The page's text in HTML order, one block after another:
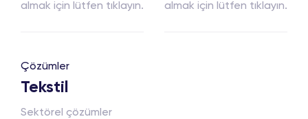
almak için lütfen tıklayın.
almak için lütfen tıklayın.
Çözümler
Tekstil
Sektörel çözümler